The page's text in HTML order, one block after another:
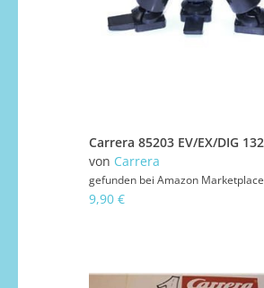
von Carrera
gefunden bei Amazon Marketplace
9,90 €